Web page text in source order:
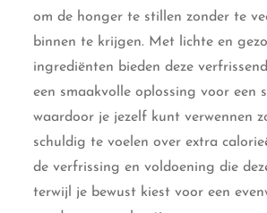
om de honger te stillen zonder te
binnen te krijgen. Met lichte en
ingrediënten bieden deze
een smaakvolle oplossing voor een
waardoor je jezelf kunt verwennen
schuldig te voelen over extra
de verfrissing en voldoening die
terwijl je bewust kiest voor een